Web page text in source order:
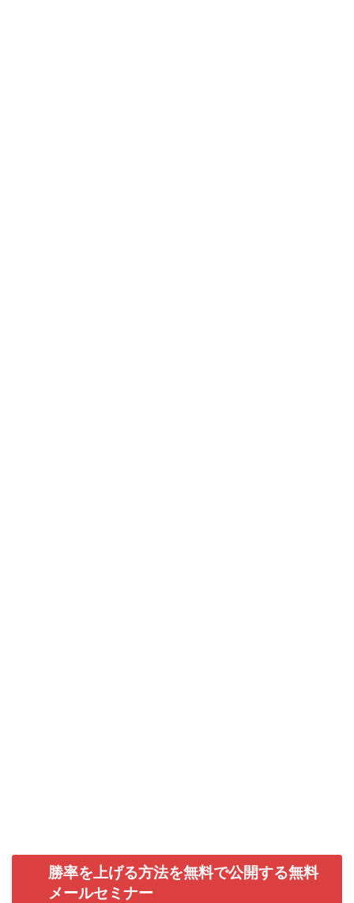
勝率を上げる方法を無料で公開する無料
メールセミナー